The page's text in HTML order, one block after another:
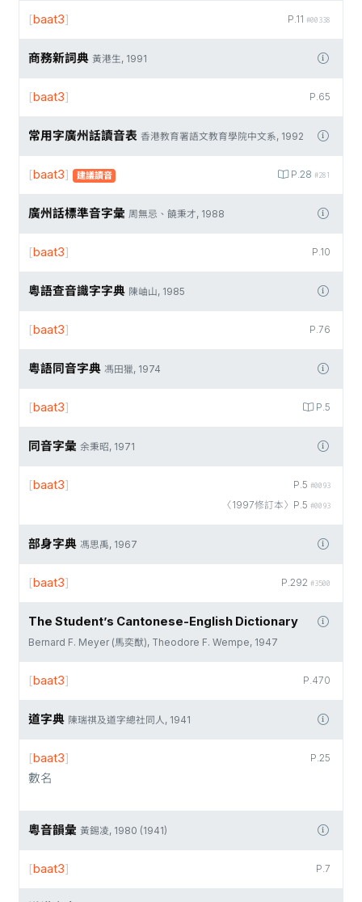
P.11 #00338
[baat3]
商務新詞典 黃港生, 1991
P.65
[baat3]
常用字廣州話讀音表 香港教育署語文教育學院中文系, 1992
P.28 #281
[baat3] 建議讀音
廣州話標準音字彙 周無忌、饒秉才, 1988
P.10
[baat3]
粵語查音識字字典 陳岫山, 1985
P.76
[baat3]
粵語同音字典 馮田獵, 1974
P.5
[baat3]
同音字彙 余秉昭, 1971
P.5 #0093
〈1997修訂本〉P.5 #0093
[baat3]
部身字典 馮思禹, 1967
P.292 #3500
[baat3]
The Student’s Cantonese-English Dictionary
Bernard F. Meyer (馬奕猷), Theodore F. Wempe, 1947
P.470
[baat3]
道字典 陳瑞祺及道字總社同人, 1941
P.25
[baat3]
數名
粵音韻彙 黃錫凌, 1980 (1941)
P.7
[baat3]